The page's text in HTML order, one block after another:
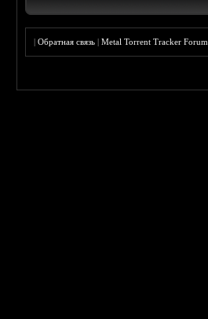
|Обратная связь |Metal Torrent Tracker Forum